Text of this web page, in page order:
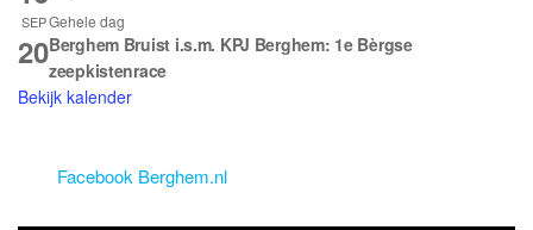
SEP
20
Gehele dag
Berghem Bruist i.s.m. KPJ Berghem: 1e Bèrgse
zeepkistenrace
Bekijk kalender
Facebook Berghem.nl